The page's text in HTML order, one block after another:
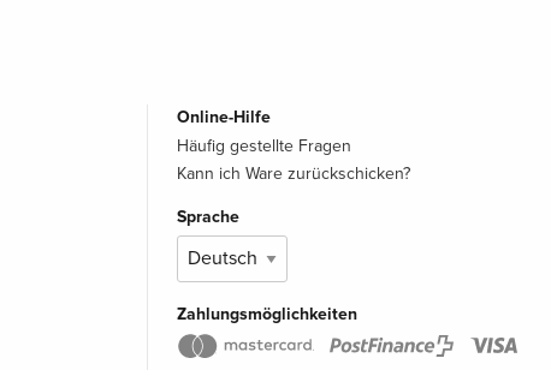
Online-Hilfe
Häufig gestellte Fragen
Kann ich Ware zurückschicken?
Sprache
Zahlungsmöglichkeiten